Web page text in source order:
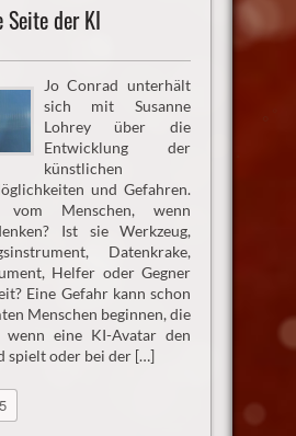
der KI
Jo Conrad unterhält
sich mit Susanne
Lohrey über die
Entwicklung der
künstlichen
und Gefahren.
Menschen, wenn
Ist sie Werkzeug,
Datenkrake,
Helfer oder Gegner
Eine Gefahr kann schon
Menschen beginnen, die
wenn eine KI-Avatar den
spielt oder bei der […]